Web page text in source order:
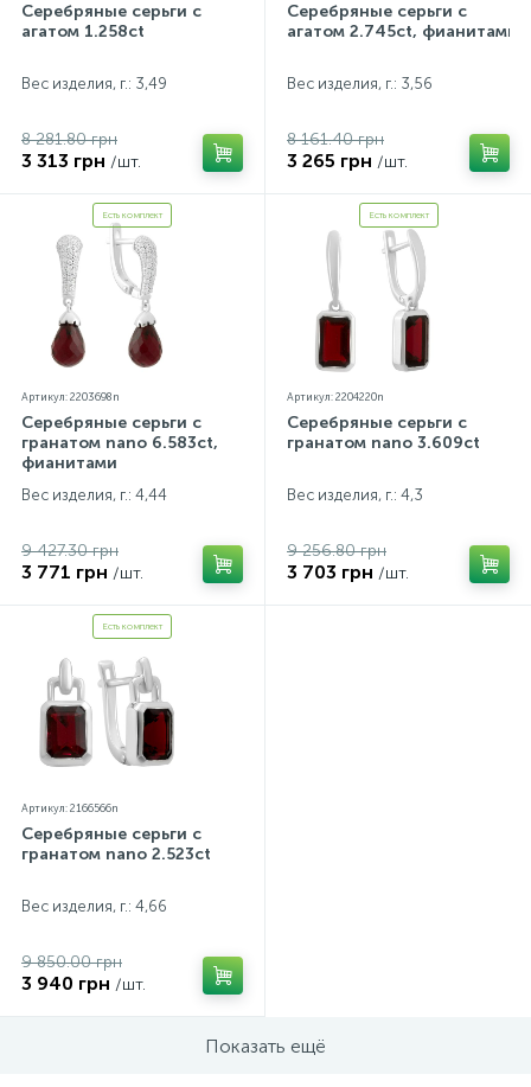
Серебряные серьги с
агатом 1.258ct
Вес изделия, г.: 3,49
8 281.80 грн
3 313 грн /шт.
Серебряные серьги с
агатом 2.745ct, фианитами
Вес изделия, г.: 3,56
8 161.40 грн
3 265 грн /шт.
Есть комплект
Артикул: 2203698n
Серебряные серьги с
гранатом nano 6.583ct,
фианитами
Вес изделия, г.: 4,44
9 427.30 грн
3 771 грн /шт.
Есть комплект
Артикул: 2204220n
Серебряные серьги с
гранатом nano 3.609ct
Вес изделия, г.: 4,3
9 256.80 грн
3 703 грн /шт.
Есть комплект
Артикул: 2166566n
Серебряные серьги с
гранатом nano 2.523ct
Вес изделия, г.: 4,66
9 850.00 грн
3 940 грн /шт.
Показать ещё